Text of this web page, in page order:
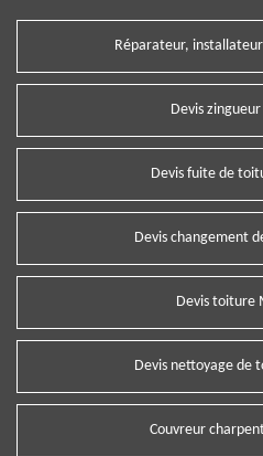
Réparateur,
Devis
Devis fuite de
Devis changement
Devis toiture
Devis nettoyage de
Couvreur